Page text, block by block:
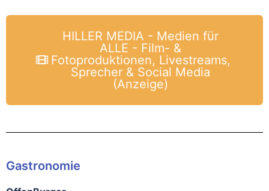
HILLER MEDIA - Medien für
ALLE - Film- &
Fotoproduktionen, Livestreams,
Sprecher & Social Media
(Anzeige)
Gastronomie